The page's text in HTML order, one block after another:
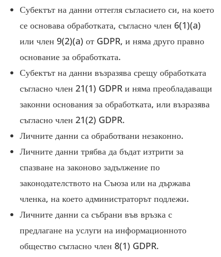
Субектът на данни оттегля съгласието си, на което
се основава обработката, съгласно член 6(1)(a)
или член 9(2)(a) от GDPR, и няма друго правно
основание за обработката.
Субектът на данни възразява срещу обработката
съгласно член 21(1) GDPR и няма преобладаващи
законни основания за обработката, или възразява
съгласно член 21(2) GDPR.
Личните данни са обработвани незаконно.
Личните данни трябва да бъдат изтрити за
спазване на законово задължение по
законодателството на Съюза или на държава
членка, на което администраторът подлежи.
Личните данни са събрани във връзка с
предлагане на услуги на информационното
общество съгласно член 8(1) GDPR.